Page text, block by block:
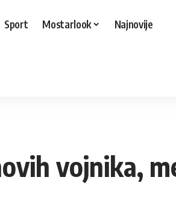
Sport Mostarlook Najnovije
vojnika,